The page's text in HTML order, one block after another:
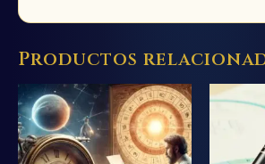
Productos